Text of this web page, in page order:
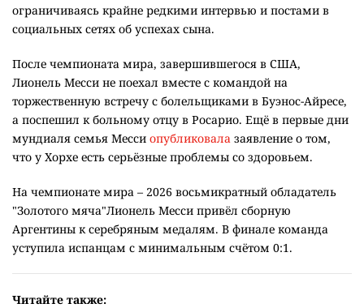
ограничиваясь крайне редкими интервью и постами в
социальных сетях об успехах сына.
После чемпионата мира, завершившегося в США,
Лионель Месси не поехал вместе с командой на
торжественную встречу с болельщиками в Буэнос-Айресе,
а поспешил к больному отцу в Росарио. Ещё в первые дни
мундиаля семья Месси опубликовала заявление о том,
что у Хорхе есть серьёзные проблемы со здоровьем.
На чемпионате мира – 2026 восьмикратный обладатель
"Золотого мяча"Лионель Месси привёл сборную
Аргентины к серебряным медалям. В финале команда
уступила испанцам с минимальным счётом 0:1.
Читайте также: